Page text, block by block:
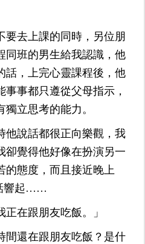
要去上課的同時，另位朋
同班的男生給我認識，他
話，上完心靈課程後，他
事都只遵從父母指示，
立思考的能力。
他說話都很正向樂觀，我
卻覺得他好像在扮演另一
的態度，而且接近晚上
響起……
在跟朋友吃飯。」
間還在跟朋友吃飯？是什